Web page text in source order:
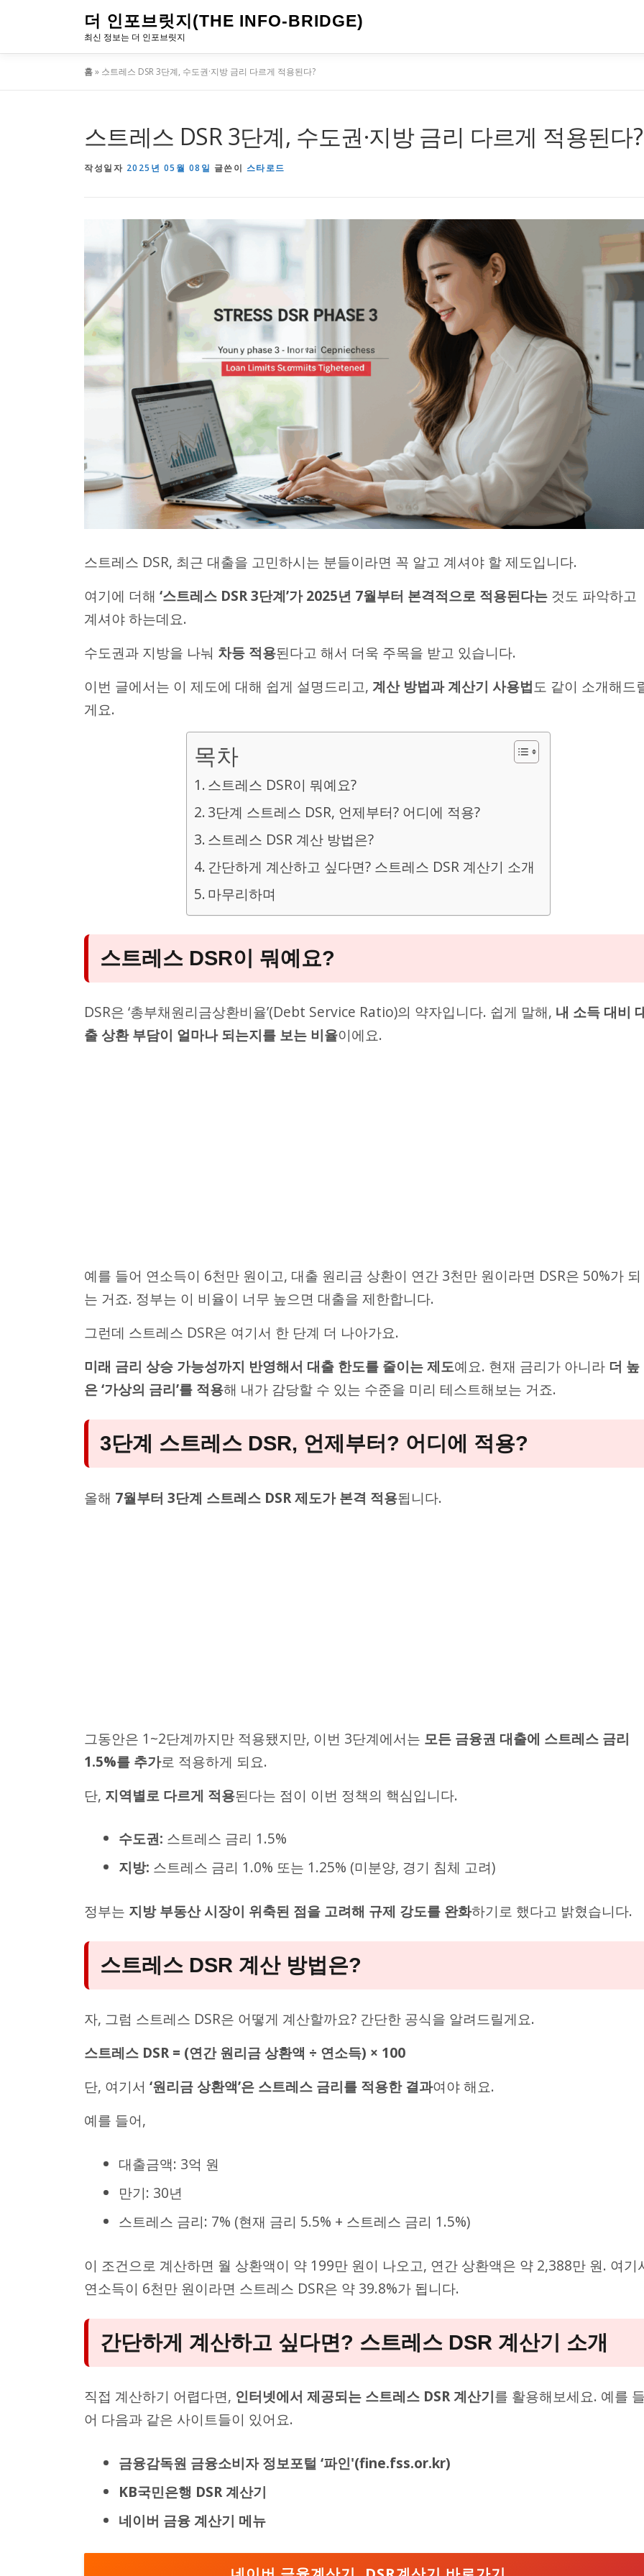
으
더 인포브릿지(THE INFO-BRIDGE)
최신 정보는 더 인포브릿지
홈» 스트레스 DSR 3단계, 수도권·지방 금리 다르게 적용된다?
스트레스 DSR 3단계, 수도권·지방 금리 다르게 적용된다?
작성일자 2025년 05월 08일 글쓴이 스타로드
스트레스 DSR, 최근 대출을 고민하시는 분들이라면 꼭 알고 계셔야 할 제도입니다.
여기에 더해 ‘스트레스 DSR 3단계’가 2025년 7월부터 본격적으로 적용된다는 것도 파악하고
계셔야 하는데요.
수도권과 지방을 나눠 차등 적용된다고 해서 더욱 주목을 받고 있습니다.
이번 글에서는 이 제도에 대해 쉽게 설명드리고, 계산 방법과 계산기 사용법도 같이 소개해드
게요.
목차
스트레스 DSR이 뭐예요?
3단계 스트레스 DSR, 언제부터? 어디에 적용?
스트레스 DSR 계산 방법은?
간단하게 계산하고 싶다면? 스트레스 DSR 계산기 소개
마무리하며
스트레스 DSR이 뭐예요?
DSR은 ‘총부채원리금상환비율’(Debt Service Ratio)의 약자입니다. 쉽게 말해, 내 소득 대비
출 상환 부담이 얼마나 되는지를 보는 비율이에요.
예를 들어 연소득이 6천만 원이고, 대출 원리금 상환이 연간 3천만 원이라면 DSR은 50%가 되
는 거죠. 정부는 이 비율이 너무 높으면 대출을 제한합니다.
그런데 스트레스 DSR은 여기서 한 단계 더 나아가요.
미래 금리 상승 가능성까지 반영해서 대출 한도를 줄이는 제도예요. 현재 금리가 아니라 더 높
은 ‘가상의 금리’를 적용해 내가 감당할 수 있는 수준을 미리 테스트해보는 거죠.
3단계 스트레스 DSR, 언제부터? 어디에 적용?
올해 7월부터 3단계 스트레스 DSR 제도가 본격 적용됩니다.
그동안은 1~2단계까지만 적용됐지만, 이번 3단계에서는 모든 금융권 대출에 스트레스 금리
1.5%를 추가로 적용하게 되요.
단, 지역별로 다르게 적용된다는 점이 이번 정책의 핵심입니다.
수도권: 스트레스 금리 1.5%
지방: 스트레스 금리 1.0% 또는 1.25% (미분양, 경기 침체 고려)
정부는 지방 부동산 시장이 위축된 점을 고려해 규제 강도를 완화하기로 했다고 밝혔습니다.
스트레스 DSR 계산 방법은?
자, 그럼 스트레스 DSR은 어떻게 계산할까요? 간단한 공식을 알려드릴게요.
스트레스 DSR = (연간 원리금 상환액 ÷ 연소득) × 100
단, 여기서 ‘원리금 상환액’은 스트레스 금리를 적용한 결과여야 해요.
예를 들어,
대출금액: 3억 원
만기: 30년
스트레스 금리: 7% (현재 금리 5.5% + 스트레스 금리 1.5%)
이 조건으로 계산하면 월 상환액이 약 199만 원이 나오고, 연간 상환액은 약 2,388만 원. 여기
연소득이 6천만 원이라면 스트레스 DSR은 약 39.8%가 됩니다.
간단하게 계산하고 싶다면? 스트레스 DSR 계산기 소개
직접 계산하기 어렵다면, 인터넷에서 제공되는 스트레스 DSR 계산기를 활용해보세요. 예를
어 다음과 같은 사이트들이 있어요.
금융감독원 금융소비자 정보포털 ‘파인'(fine.fss.or.kr)
KB국민은행 DSR 계산기
네이버 금융 계산기 메뉴